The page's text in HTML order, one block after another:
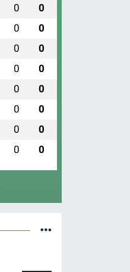
0 0
0 0
0 0
0 0
0 0
0 0
0 0
0 0